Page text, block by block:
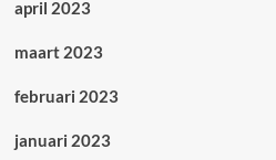
april 2023
maart 2023
februari 2023
januari 2023